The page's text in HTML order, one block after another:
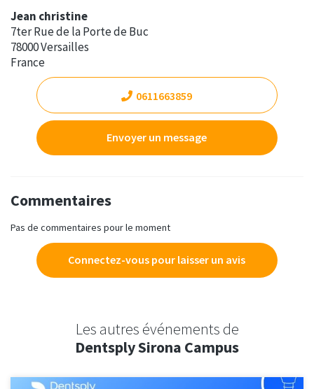
Jean christine
7ter Rue de la Porte de Buc
78000 Versailles
France
0611663859
Envoyer un message
Commentaires
Pas de commentaires pour le moment
Connectez-vous pour laisser un avis
Les autres événements de
Dentsply Sirona Campus